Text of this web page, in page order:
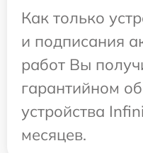
Как только
и подписания
работ Вы
гарантийном
устройства
месяцев.